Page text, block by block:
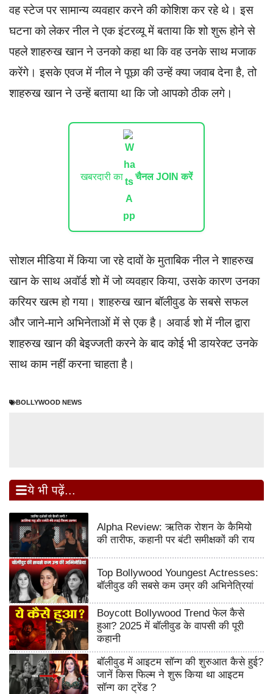
वह स्टेज पर सामान्य व्यवहार करने की कोशिश कर रहे थे। इस
घटना को लेकर नील ने एक इंटरव्यू में बताया कि शो शुरू होने से
पहले शाहरुख खान ने उनको कहा था कि वह उनके साथ मजाक
करेंगे। इसके एवज में नील ने पूछा की उन्हें क्या जवाब देना है, तो
शाहरुख खान ने उन्हें बताया था कि जो आपको ठीक लगे।
खबरदारी का चैनल JOIN करें
सोशल मीडिया में किया जा रहे दावों के मुताबिक नील ने शाहरुख
खान के साथ अवॉर्ड शो में जो व्यवहार किया, उसके कारण उनका
करियर खत्म हो गया। शाहरुख खान बॉलीवुड के सबसे सफल
और जाने-माने अभिनेताओं में से एक है। अवार्ड शो में नील द्वारा
शाहरुख खान की बेइज्जती करने के बाद कोई भी डायरेक्ट उनके
साथ काम नहीं करना चाहता है।
BOLLYWOOD NEWS
ये भी पढ़ें...
Alpha Review: ऋतिक रोशन के कैमियो
की तारीफ, कहानी पर बंटी समीक्षकों की राय
Top Bollywood Youngest Actresses:
बॉलीवुड की सबसे कम उम्र की अभिनेत्रियां
Boycott Bollywood Trend फेल कैसे
हुआ? 2025 में बॉलीवुड के वापसी की पूरी
कहानी
बॉलीवुड में आइटम सॉन्ग की शुरुआत कैसे हुई?
जानें किस फिल्म ने शुरू किया था आइटम
सॉन्ग का ट्रेंड ?